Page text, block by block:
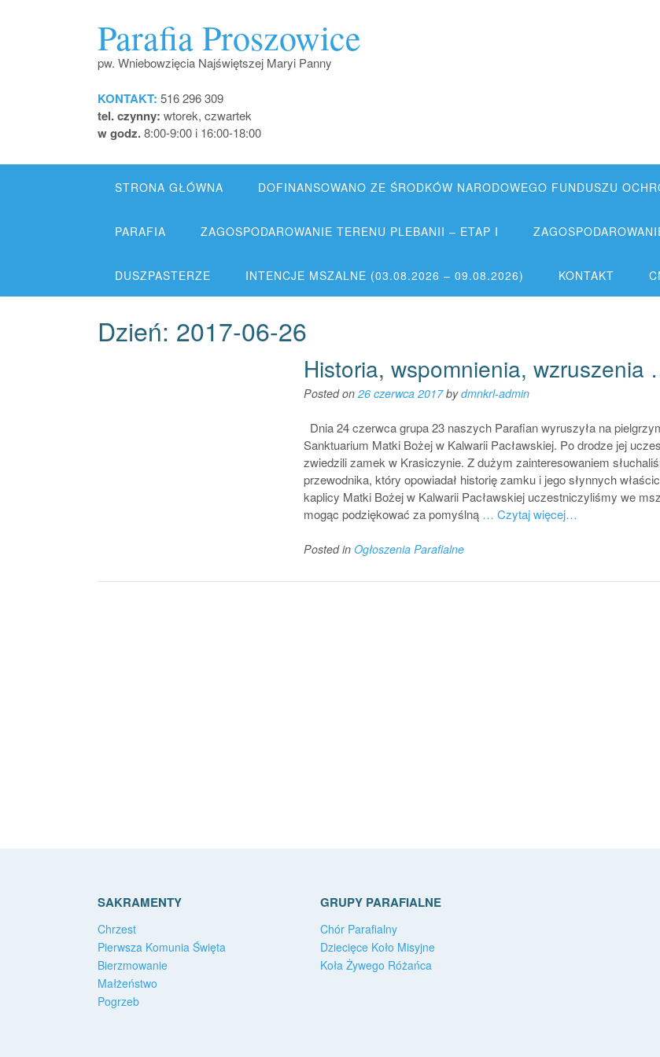
Parafia Proszowice
pw. Wniebowzięcia Najświętszej Maryi Panny
KONTAKT: 516 296 309
tel. czynny: wtorek, czwartek
w godz.8:00-9:00 i 16:00-18:00
STRONA GŁÓWNA DOFINANSOWANO ZE ŚRODKÓW NARODOWEGO FUNDUSZU
PARAFIA ZAGOSPODAROWANIE TERENU PLEBANII – ETAP I
DUSZPASTERZE INTENCJE MSZALNE (03.08.2026 – 09.08.2026) KONTAKT
Dzień: 2017-06-26
Historia, wspomnienia, wzruszenia
Posted on 26 czerwca 2017bydmnkrl-admin
Dnia 24 czerwca grupa 23 naszych Parafian wyruszyła na
Sanktuarium Matki Bożej w Kalwarii Pacławskiej. Po drodze jej
zwiedzili zamek w Krasiczynie. Z dużym zainteresowaniem
przewodnika, który opowiadał historię zamku i jego słynnych
kaplicy Matki Bożej w Kalwarii Pacławskiej uczestniczyliśmy we
mogąc podziękować za pomyślną … Czytaj więcej…
Posted in Ogłoszenia Parafialne
SAKRAMENTY
Chrzest
Pierwsza Komunia Święta
Bierzmowanie
Małżeństwo
Pogrzeb
GRUPY PARAFIALNE
Chór Parafialny
Dziecięce Koło Misyjne
Koła Żywego Różańca